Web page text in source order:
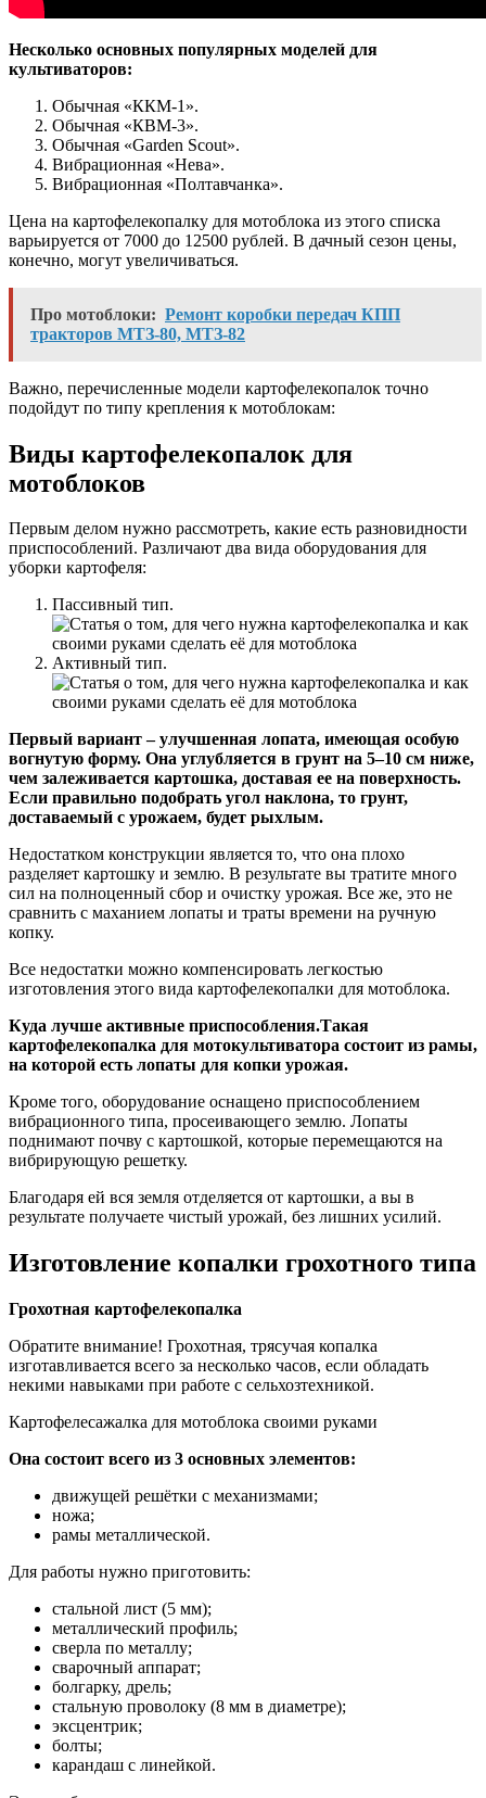
Несколько основных популярных моделей для
культиваторов:
Обычная «ККМ-1».
Обычная «КВМ-3».
Обычная «Garden Scout».
Вибрационная «Нева».
Вибрационная «Полтавчанка».
Цена на картофелекопалку для мотоблока из этого списка
варьируется от 7000 до 12500 рублей. В дачный сезон цены,
конечно, могут увеличиваться.
Про мотоблоки: Ремонт коробки передач КПП
тракторов МТЗ-80, МТЗ-82
Важно, перечисленные модели картофелекопалок точно
подойдут по типу крепления к мотоблокам:
Виды картофелекопалок для
мотоблоков
Первым делом нужно рассмотреть, какие есть разновидности
приспособлений. Различают два вида оборудования для
уборки картофеля:
Пассивный тип.
Активный тип.
Первый вариант – улучшенная лопата, имеющая особую
вогнутую форму. Она углубляется в грунт на 5–10 см ниже,
чем залеживается картошка, доставая ее на поверхность.
Если правильно подобрать угол наклона, то грунт,
доставаемый с урожаем, будет рыхлым.
Недостатком конструкции является то, что она плохо
разделяет картошку и землю. В результате вы тратите много
сил на полноценный сбор и очистку урожая. Все же, это не
сравнить с маханием лопаты и траты времени на ручную
копку.
Все недостатки можно компенсировать легкостью
изготовления этого вида картофелекопалки для мотоблока.
Куда лучше активные приспособления.Такая
картофелекопалка для мотокультиватора состоит из рамы,
на которой есть лопаты для копки урожая.
Кроме того, оборудование оснащено приспособлением
вибрационного типа, просеивающего землю. Лопаты
поднимают почву с картошкой, которые перемещаются на
вибрирующую решетку.
Благодаря ей вся земля отделяется от картошки, а вы в
результате получаете чистый урожай, без лишних усилий.
Изготовление копалки грохотного типа
Грохотная картофелекопалка
Обратите внимание! Грохотная, трясучая копалка
изготавливается всего за несколько часов, если обладать
некими навыками при работе с сельхозтехникой.
Картофелесажалка для мотоблока своими руками
Она состоит всего из 3 основных элементов:
движущей решётки с механизмами;
ножа;
рамы металлической.
Для работы нужно приготовить:
стальной лист (5 мм);
металлический профиль;
сверла по металлу;
сварочный аппарат;
болгарку, дрель;
стальную проволоку (8 мм в диаметре);
эксцентрик;
болты;
карандаш с линейкой.